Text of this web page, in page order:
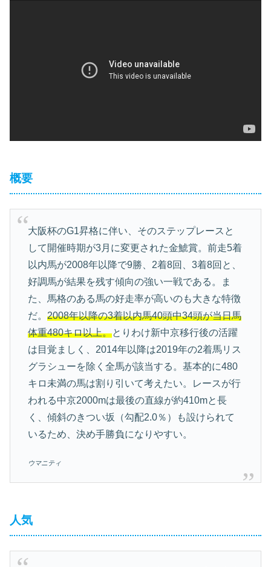
概要
大阪杯のG1昇格に伴い、そのステップレースと
して開催時期が3月に変更された金鯱賞。前走5着
以内馬が2008年以降で9勝、2着8回、3着8回と、
好調馬が結果を残す傾向の強い一戦である。ま
た、馬格のある馬の好走率が高いのも大きな特徴
だ。 2008年以降の3着以内馬40頭中34頭が当日馬
体重480キロ以上。とりわけ新中京移行後の活躍
は目覚ましく、2014年以降は2019年の2着馬リス
グラシューを除く全馬が該当する。基本的に480
キロ未満の馬は割り引いて考えたい。レースが行
われる中京2000mは最後の直線が約410mと長
く、傾斜のきつい坂（勾配2.0％）も設けられて
いるため、決め手勝負になりやすい。
ウマニティ
人気